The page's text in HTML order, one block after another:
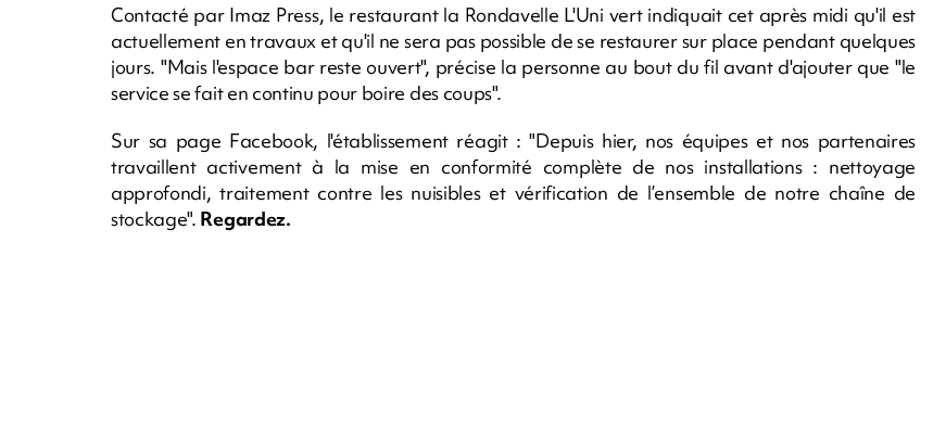
Contacté par Imaz Press, le restaurant la Rondavelle L'Uni vert indiquait cet après midi qu'il est
actuellement en travaux et qu'il ne sera pas possible de se restaurer sur place pendant quelques
jours. "Mais l'espace bar reste ouvert", précise la personne au bout du fil avant d'ajouter que "le
service se fait en continu pour boire des coups".
Sur sa page Facebook, l'établissement réagit : "Depuis hier, nos équipes et nos partenaires
travaillent activement à la mise en conformité complète de nos installations : nettoyage
approfondi, traitement contre les nuisibles et vérification de l’ensemble de notre chaîne de
stockage". Regardez.